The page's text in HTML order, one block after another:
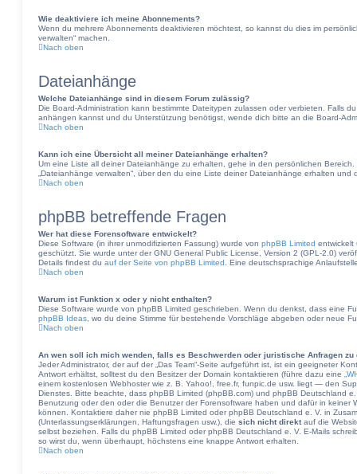
Wie deaktiviere ich meine Abonnements?
Wenn du mehrere Abonnements deaktivieren möchtest, so kannst du dies im
verwalten“ machen.
Nach oben
Dateianhänge
Welche Dateianhänge sind in diesem Forum zulässig?
Die Board-Administration kann bestimmte Dateitypen zulassen oder verbieten. Falls
anhängen kannst und du Unterstützung benötigst, wende dich bitte an die Board-
Nach oben
Kann ich eine Übersicht all meiner Dateianhänge erhalten?
Um eine Liste all deiner Dateianhänge zu erhalten, gehe in den persönlichen Bereich.
„Dateianhänge verwalten“, über den du eine Liste deiner Dateianhänge erhalten und
Nach oben
phpBB betreffende Fragen
Wer hat diese Forensoftware entwickelt?
Diese Software (in ihrer unmodifizierten Fassung) wurde von phpBB Limited entwickelt
geschützt. Sie wurde unter der GNU General Public License, Version 2 (GPL-2.0)
Details findest du auf der Seite von phpBB Limited . Eine deutschsprachige
Nach oben
Warum ist Funktion x oder y nicht enthalten?
Diese Software wurde von phpBB Limited geschrieben. Wenn du denkst, dass eine
phpBB Ideas , wo du deine Stimme für bestehende Vorschläge abgeben oder neue
Nach oben
An wen soll ich mich wenden, falls es Beschwerden oder juristische Anfragen zu
Jeder Administrator, der auf der „Das Team“-Seite aufgeführt ist, ist ein geeigneter
Antwort erhältst, solltest du den Besitzer der Domain kontaktieren (führe dazu eine
einem kostenlosen Webhoster wie z. B. Yahoo!, free.fr, funpic.de usw. liegt — den
Dienstes. Bitte beachte, dass phpBB Limited (phpBB.com) und phpBB Deutschland
Benutzung oder den oder die Benutzer der Forensoftware haben und dafür in keiner
können. Kontaktiere daher nie phpBB Limited oder phpBB Deutschland e. V. in
(Unterlassungserklärungen, Haftungsfragen usw.), die sich nicht direktauf die
selbst beziehen. Falls du phpBB Limited oder phpBB Deutschland e. V. E-Mails
so wirst du, wenn überhaupt, höchstens eine knappe Antwort erhalten.
Nach oben